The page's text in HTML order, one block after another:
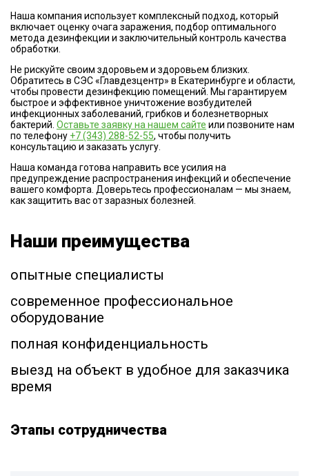
Наша компания использует комплексный подход, который
включает оценку очага заражения, подбор оптимального
метода дезинфекции и заключительный контроль качества
обработки.
Не рискуйте своим здоровьем и здоровьем близких.
Обратитесь в СЭС «Главдезцентр» в Екатеринбурге и области,
чтобы провести дезинфекцию помещений. Мы гарантируем
быстрое и эффективное уничтожение возбудителей
инфекционных заболеваний, грибков и болезнетворных
бактерий. Оставьте заявку на нашем сайте или позвоните нам
по телефону +7 (343) 288-52-55, чтобы получить
консультацию и заказать услугу.
Наша команда готова направить все усилия на
предупреждение распространения инфекций и обеспечение
вашего комфорта. Доверьтесь профессионалам — мы знаем,
как защитить вас от заразных болезней.
Наши преимущества
опытные специалисты
современное профессиональное
оборудование
полная конфиденциальность
выезд на объект в удобное для заказчика
время
Этапы сотрудничества